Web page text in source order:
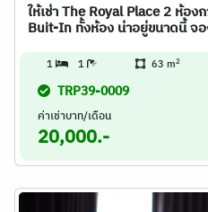
ให้เช่า The Royal Place 2 ห้อ
Buit-In ทั้งห้อง น่าอยู่ขนาดนี้ จอ
1 1 63 m2
TRP39-0009
ค่าเช่าบาท/เดือน
20,000.-